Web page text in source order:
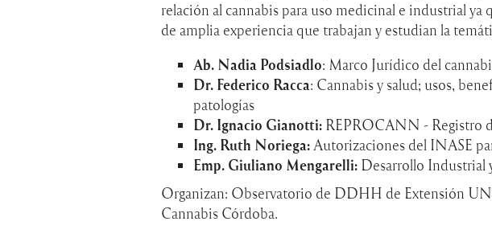
relación al cannabis para uso medicinal e industrial ya
de amplia experiencia que trabajan y estudian la
Ab. Nadia Podsiadlo: Marco Jurídico del
Dr. Federico Racca: Cannabis y salud; usos,
patologías
Dr. Ignacio Gianotti:REPROCANN - Registro
Ing. Ruth Noriega: Autorizaciones del INASE
Emp. Giuliano Mengarelli: Desarrollo Industrial
Organizan: Observatorio de DDHH de Extensión
Cannabis Córdoba.